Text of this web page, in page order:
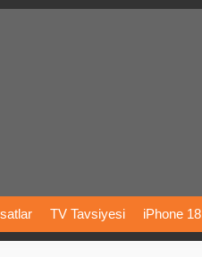
TV Tavsiyesi iPhone 18